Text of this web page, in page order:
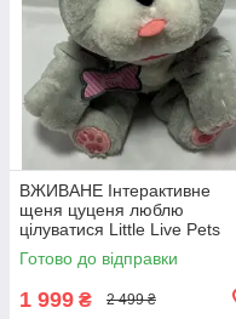
ВЖИВАНЕ Інтерактивне
щеня цуценя люблю
цілуватися Little Live Pets
Bella My Kissing Puppy
Готово до відправки
1 999 ₴ 2 499 ₴